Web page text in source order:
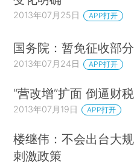
2013年07月25日 APP打开
国务院：暂免征收部
2013年07月24日 APP打开
“营改增”扩面 倒逼财
2013年07月19日 APP打开
楼继伟：不会出台大
刺激政策